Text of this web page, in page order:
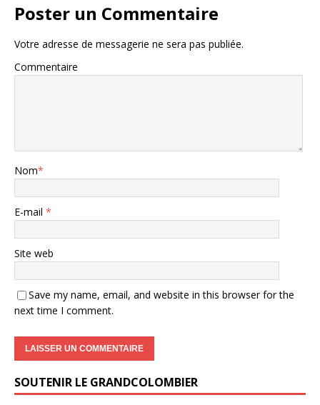
Poster un Commentaire
Votre adresse de messagerie ne sera pas publiée.
Commentaire
Nom*
E-mail *
Site web
Save my name, email, and website in this browser for the
next time I comment.
SOUTENIR LE GRANDCOLOMBIER